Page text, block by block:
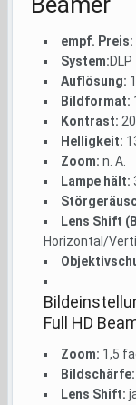
empf. Preis:
System:DLP
Auflösung:
Bildformat:
Kontrast:
Helligkeit:
Zoom: n. A.
Lampe hält:
Lens Shift
Horizontal/
Full HD
Zoom: 1,5
Bildschärfe:
Lens Shift: